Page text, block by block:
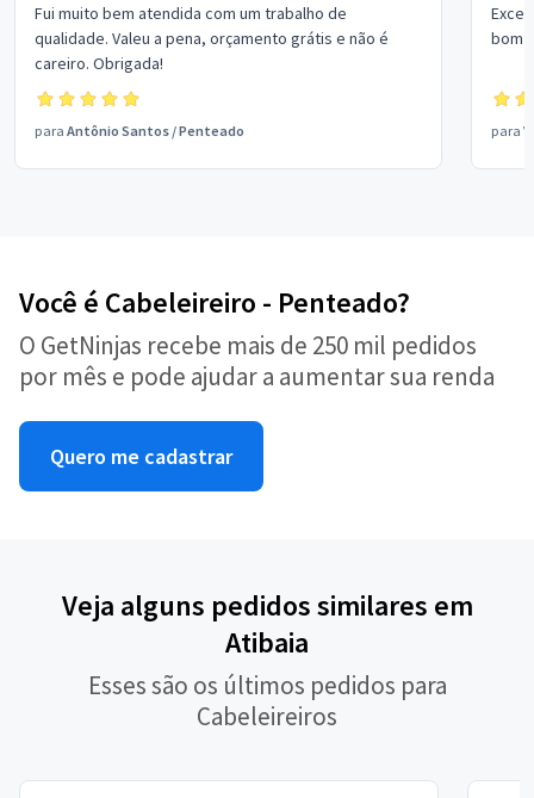
Fui muito bem atendida com um trabalho de
qualidade. Valeu a pena, orçamento grátis e não é
careiro. Obrigada!
para Antônio Santos /Penteado
bom
para
Você é Cabeleireiro - Penteado?
O GetNinjas recebe mais de 250 mil pedidos
por mês e pode ajudar a aumentar sua renda
Quero me cadastrar
Veja alguns pedidos similares em
Atibaia
Esses são os últimos pedidos para
Cabeleireiros